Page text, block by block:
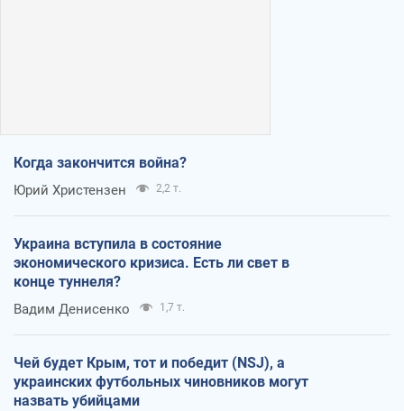
Когда закончится война?
Юрий Христензен 2,2 т.
Украина вступила в состояние
экономического кризиса. Есть ли свет в
конце туннеля?
Вадим Денисенко 1,7 т.
Чей будет Крым, тот и победит (NSJ), а
украинских футбольных чиновников могут
назвать убийцами